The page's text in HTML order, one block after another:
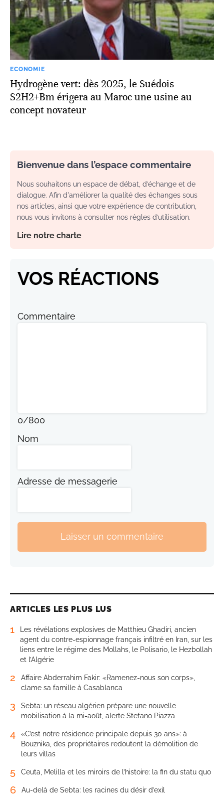
ECONOMIE
Hydrogène vert: dès 2025, le Suédois
S2H2+Bm érigera au Maroc une usine au
concept novateur
Bienvenue dans l’espace commentaire
Nous souhaitons un espace de débat, d’échange et de
dialogue. Afin d'améliorer la qualité des échanges sous
nos articles, ainsi que votre expérience de contribution,
nous vous invitons à consulter nos règles d’utilisation.
Lire notre charte
VOS RÉACTIONS
Commentaire
0/800
Nom
Adresse de messagerie
Laisser un commentaire
ARTICLES LES PLUS LUS
1
Les révélations explosives de Matthieu Ghadiri, ancien
agent du contre-espionnage français infiltré en Iran, sur les
liens entre le régime des Mollahs, le Polisario, le Hezbollah
et l’Algérie
2
Affaire Abderrahim Fakir: «Ramenez-nous son corps»,
clame sa famille à Casablanca
3
Sebta: un réseau algérien prépare une nouvelle
mobilisation à la mi-août, alerte Stefano Piazza
4
«C’est notre résidence principale depuis 30 ans»: à
Bouznika, des propriétaires redoutent la démolition de
leurs villas
5 Ceuta, Melilla et les miroirs de l’histoire: la fin du statu quo
6 Au-delà de Sebta: les racines du désir d’exil